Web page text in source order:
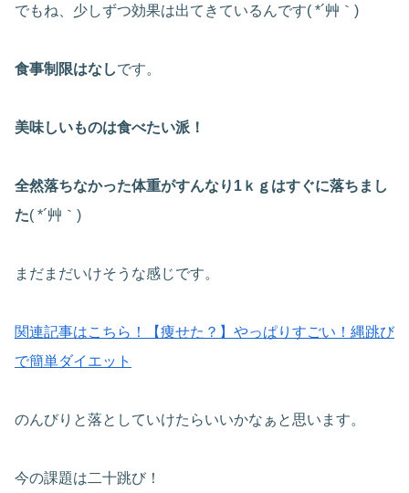
でもね、少しずつ効果は出てきているんです( *´艸｀)
食事制限はなしです。
美味しいものは食べたい派！
全然落ちなかった体重がすんなり1ｋｇはすぐに落ちまし
た( *´艸｀)
まだまだいけそうな感じです。
関連記事はこちら！【痩せた？】やっぱりすごい！縄跳び
で簡単ダイエット
のんびりと落としていけたらいいかなぁと思います。
今の課題は二十跳び！